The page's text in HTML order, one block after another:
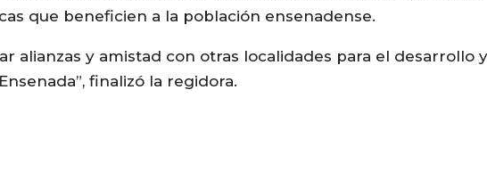
que beneficien a la población ensenadense.
alianzas y amistad con otras localidades para el desarrollo y
finalizó la regidora.